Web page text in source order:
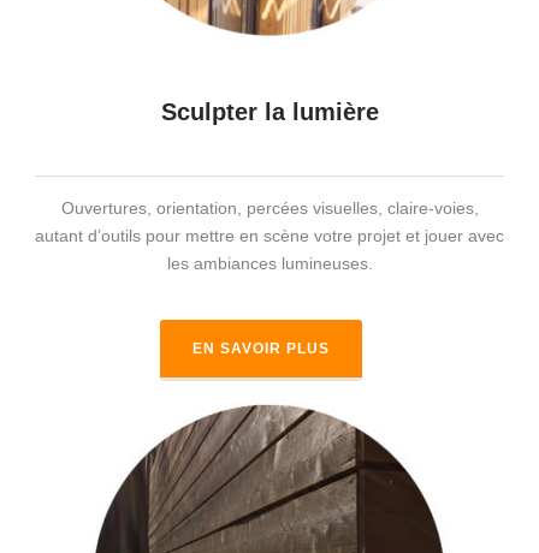
Sculpter la lumière
Ouvertures, orientation, percées visuelles, claire-voies,
autant d’outils pour mettre en scène votre projet et jouer avec
les ambiances lumineuses.
EN SAVOIR PLUS